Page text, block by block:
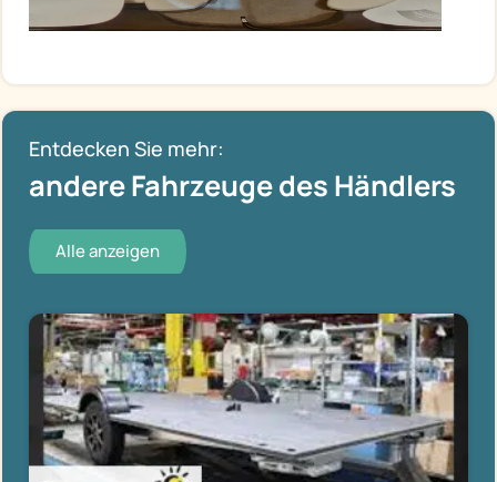
Entdecken Sie mehr:
andere Fahrzeuge des Händlers
Alle anzeigen